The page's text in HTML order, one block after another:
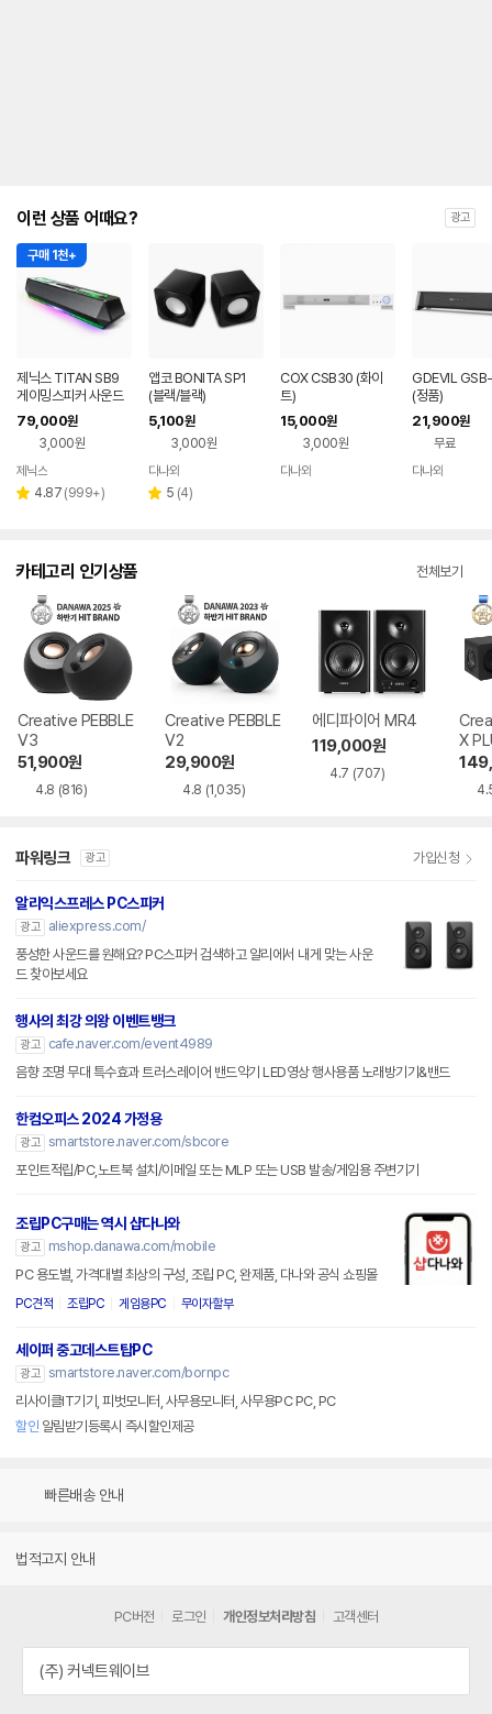
이런 상품 어때요? 광고
구매 1천+
제닉스 TITAN SB9
게이밍스피커 사운드
바 컴퓨터스피커
79,000원
3,000원
페이
제닉스
별 4.87 리
(999+)
앱코 BONITA SP1
(블랙/블랙)
5,100원
3,000원
페이
다나와
별 5 리
(4)
COX CSB30 (화이
트)
15,000원
3,000원
다나와
GDEVIL
(정품)
21,900원
무료
다나와
카테고리 인기상품 전체보기
Creative PEBBLE
V3
51,900원
4.8 (816)
Creative PEBBLE
V2
29,900원
4.8 (1,035)
에디파이어 MR4
119,000원
4.7 (707)
X
파워링크 광고 가입신청
알리익스프레스 PC스피커
광고
aliexpress.com/
풍성한 사운드를 원해요? PC스피커 검색하고 알리에서 내게 맞는 사운
드 찾아보세요
행사의 최강 의왕 이벤트뱅크
광고
cafe.naver.com/event4989
음향 조명 무대 특수효과 트러스레이어 밴드악기 LED영상 행사용품 노래방기기&밴드
한컴오피스 2024 가정용
광고 smartstore.naver.com/sbcore
포인트적립/PC,노트북 설치/이메일 또는 MLP 또는 USB 발송/게임용 주변기기
조립PC구매는 역시 샵다나와
광고
mshop.danawa.com/mobile
PC 용도별, 가격대별 최상의 구성, 조립 PC, 완제품, 다나와 공식 쇼핑몰
PC견적 조립PC 게임용PC 무이자할부
세이퍼 중고데스트탑PC
광고 smartstore.naver.com/bornpc
리사이클IT기기, 피벗모니터, 사무용모니터, 사무용PC PC, PC
할인 알림받기등록시 즉시할인제공
빠른배송 안내
법적고지 안내
PC버전 로그인 개인정보처리방침 고객센터
(주) 커넥트웨이브